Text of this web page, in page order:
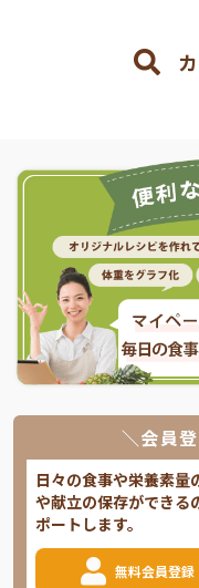
＼会員
日々の食事や栄養素量
や献立の保存ができる
ポートします。
無料会員登録